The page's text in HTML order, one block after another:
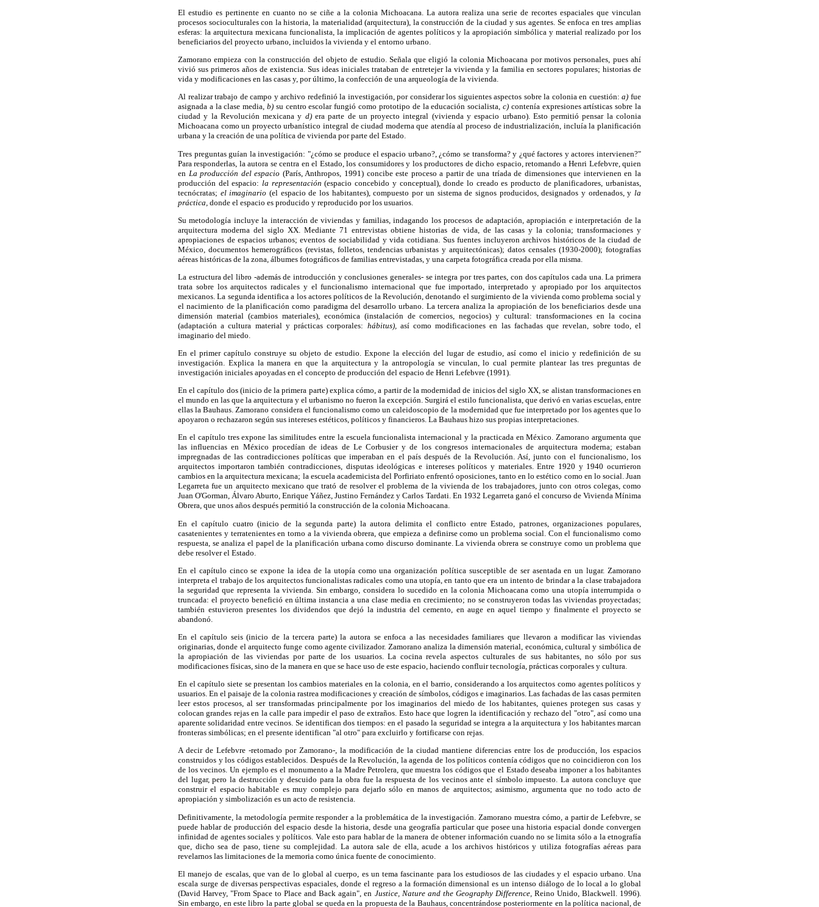
El estudio es pertinente en cuanto no se ciñe a la colonia Michoacana. La autora realiza una serie de recortes espaciales que vinculan
procesos socioculturales con la historia, la materialidad (arquitectura), la construcción de la ciudad y sus agentes. Se enfoca en tres amplias
esferas: la arquitectura mexicana funcionalista, la implicación de agentes políticos y la apropiación simbólica y material realizado por los
beneficiarios del proyecto urbano, incluidos la vivienda y el entorno urbano.
Zamorano empieza con la construcción del objeto de estudio. Señala que eligió la colonia Michoacana por motivos personales, pues ahí
vivió sus primeros años de existencia. Sus ideas iniciales trataban de entretejer la vivienda y la familia en sectores populares; historias de
vida y modificaciones en las casas y, por último, la confección de una arqueología de la vivienda.
Al realizar trabajo de campo y archivo redefinió la investigación, por considerar los siguientes aspectos sobre la colonia en cuestión:a) fue
asignada a la clase media,b) su centro escolar fungió como prototipo de la educación socialista, c)contenía expresiones artísticas sobre la
ciudad y la Revolución mexicana y d)era parte de un proyecto integral (vivienda y espacio urbano). Esto permitió pensar la colonia
Michoacana como un proyecto urbanístico integral de ciudad moderna que atendía al proceso de industrialización, incluía la planificación
urbana y la creación de una política de vivienda por parte del Estado.
Tres preguntas guían la investigación: "¿cómo se produce el espacio urbano?, ¿cómo se transforma? y ¿qué factores y actores intervienen?"
Para responderlas, la autora se centra en el Estado, los consumidores y los productores de dicho espacio, retomando a Henri Lefebvre, quien
en La producción del espacio (París, Anthropos, 1991) concibe este proceso a partir de una tríada de dimensiones que intervienen en la
producción del espacio: la representación (espacio concebido y conceptual), donde lo creado es producto de planificadores, urbanistas,
tecnócratas; el imaginario (el espacio de los habitantes), compuesto por un sistema de signos producidos, designados y ordenados, y la
práctica, donde el espacio es producido y reproducido por los usuarios.
Su metodología incluye la interacción de viviendas y familias, indagando los procesos de adaptación, apropiación e interpretación de la
arquitectura moderna del siglo XX. Mediante 71 entrevistas obtiene historias de vida, de las casas y la colonia; transformaciones y
apropiaciones de espacios urbanos; eventos de sociabilidad y vida cotidiana. Sus fuentes incluyeron archivos históricos de la ciudad de
México, documentos hemerográficos (revistas, folletos, tendencias urbanistas y arquitectónicas); datos censales (1930-2000); fotografías
aéreas históricas de la zona, álbumes fotográficos de familias entrevistadas, y una carpeta fotográfica creada por ella misma.
La estructura del libro -además de introducción y conclusiones generales- se integra por tres partes, con dos capítulos cada una. La primera
trata sobre los arquitectos radicales y el funcionalismo internacional que fue importado, interpretado y apropiado por los arquitectos
mexicanos. La segunda identifica a los actores políticos de la Revolución, denotando el surgimiento de la vivienda como problema social y
el nacimiento de la planificación como paradigma del desarrollo urbano. La tercera analiza la apropiación de los beneficiarios desde una
dimensión material (cambios materiales), económica (instalación de comercios, negocios) y cultural: transformaciones en la cocina
(adaptación a cultura material y prácticas corporales: hábitus), así como modificaciones en las fachadas que revelan, sobre todo, el
imaginario del miedo.
En el primer capítulo construye su objeto de estudio. Expone la elección del lugar de estudio, así como el inicio y redefinición de su
investigación. Explica la manera en que la arquitectura y la antropología se vinculan, lo cual permite plantear las tres preguntas de
investigación iniciales apoyadas en el concepto de producción del espacio de Henri Lefebvre (1991).
En el capítulo dos (inicio de la primera parte) explica cómo, a partir de la modernidad de inicios del siglo XX, se alistan transformaciones en
el mundo en las que la arquitectura y el urbanismo no fueron la excepción. Surgirá el estilo funcionalista, que derivó en varias escuelas, entre
ellas la Bauhaus. Zamorano considera el funcionalismo como un caleidoscopio de la modernidad que fue interpretado por los agentes que lo
apoyaron o rechazaron según sus intereses estéticos, políticos y financieros. La Bauhaus hizo sus propias interpretaciones.
En el capítulo tres expone las similitudes entre la escuela funcionalista internacional y la practicada en México. Zamorano argumenta que
las influencias en México procedían de ideas de Le Corbusier y de los congresos internacionales de arquitectura moderna; estaban
impregnadas de las contradicciones políticas que imperaban en el país después de la Revolución. Así, junto con el funcionalismo, los
arquitectos importaron también contradicciones, disputas ideológicas e intereses políticos y materiales. Entre 1920 y 1940 ocurrieron
cambios en la arquitectura mexicana; la escuela academicista del Porfiriato enfrentó oposiciones, tanto en lo estético como en lo social. Juan
Legarreta fue un arquitecto mexicano que trató de resolver el problema de la vivienda de los trabajadores, junto con otros colegas, como
Juan O'Gorman, Álvaro Aburto, Enrique Yáñez, Justino Fernández y Carlos Tardati. En 1932 Legarreta ganó el concurso de Vivienda Mínima
Obrera, que unos años después permitió la construcción de la colonia Michoacana.
En el capítulo cuatro (inicio de la segunda parte) la autora delimita el conflicto entre Estado, patrones, organizaciones populares,
casatenientes y terratenientes en torno a la vivienda obrera, que empieza a definirse como un problema social. Con el funcionalismo como
respuesta, se analiza el papel de la planificación urbana como discurso dominante. La vivienda obrera se construye como un problema que
debe resolver el Estado.
En el capítulo cinco se expone la idea de la utopía como una organización política susceptible de ser asentada en un lugar. Zamorano
interpreta el trabajo de los arquitectos funcionalistas radicales como una utopía, en tanto que era un intento de brindar a la clase trabajadora
la seguridad que representa la vivienda. Sin embargo, considera lo sucedido en la colonia Michoacana como una utopía interrumpida o
truncada: el proyecto benefició en última instancia a una clase media en crecimiento; no se construyeron todas las viviendas proyectadas;
también estuvieron presentes los dividendos que dejó la industria del cemento, en auge en aquel tiempo y finalmente el proyecto se
abandonó.
En el capítulo seis (inicio de la tercera parte) la autora se enfoca a las necesidades familiares que llevaron a modificar las viviendas
originarias, donde el arquitecto funge como agente civilizador. Zamorano analiza la dimensión material, económica, cultural y simbólica de
la apropiación de las viviendas por parte de los usuarios. La cocina revela aspectos culturales de sus habitantes, no sólo por sus
modificaciones físicas, sino de la manera en que se hace uso de este espacio, haciendo confluir tecnología, prácticas corporales y cultura.
En el capítulo siete se presentan los cambios materiales en la colonia, en el barrio, considerando a los arquitectos como agentes políticos y
usuarios. En el paisaje de la colonia rastrea modificaciones y creación de símbolos, códigos e imaginarios. Las fachadas de las casas permiten
leer estos procesos, al ser transformadas principalmente por los imaginarios del miedo de los habitantes, quienes protegen sus casas y
colocan grandes rejas en la calle para impedir el paso de extraños. Esto hace que logren la identificación y rechazo del "otro", así como una
aparente solidaridad entre vecinos. Se identifican dos tiempos: en el pasado la seguridad se integra a la arquitectura y los habitantes marcan
fronteras simbólicas; en el presente identifican "al otro" para excluirlo y fortificarse con rejas.
A decir de Lefebvre -retomado por Zamorano-, la modificación de la ciudad mantiene diferencias entre los de producción, los espacios
construidos y los códigos establecidos. Después de la Revolución, la agenda de los políticos contenía códigos que no coincidieron con los
de los vecinos. Un ejemplo es el monumento a la Madre Petrolera, que muestra los códigos que el Estado deseaba imponer a los habitantes
del lugar, pero la destrucción y descuido para la obra fue la respuesta de los vecinos ante el símbolo impuesto. La autora concluye que
construir el espacio habitable es muy complejo para dejarlo sólo en manos de arquitectos; asimismo, argumenta que no todo acto de
apropiación y simbolización es un acto de resistencia.
Definitivamente, la metodología permite responder a la problemática de la investigación. Zamorano muestra cómo, a partir de Lefebvre, se
puede hablar de producción del espacio desde la historia, desde una geografía particular que posee una historia espacial donde convergen
infinidad de agentes sociales y políticos. Vale esto para hablar de la manera de obtener información cuando no se limita sólo a la etnografía
que, dicho sea de paso, tiene su complejidad. La autora sale de ella, acude a los archivos históricos y utiliza fotografías aéreas para
revelarnos las limitaciones de la memoria como única fuente de conocimiento.
El manejo de escalas, que van de lo global al cuerpo, es un tema fascinante para los estudiosos de las ciudades y el espacio urbano. Una
escala surge de diversas perspectivas espaciales, donde el regreso a la formación dimensional es un intenso diálogo de lo local a lo global
(David Harvey, "From Space to Place and Back again", en Justice, Nature and the Geography Difference, Reino Unido, Blackwell. 1996).
Sin embargo, en este libro la parte global se queda en la propuesta de la Bauhaus, concentrándose posteriormente en la política nacional, de